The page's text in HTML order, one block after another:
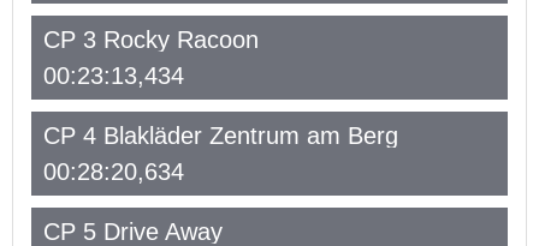
CP 3 Rocky Racoon
00:23:13,434
CP 4 Blakläder Zentrum am Berg
00:28:20,634
CP 5 Drive Away